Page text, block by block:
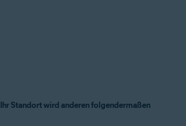
Ihr Standort wird anderen folgendermaßen